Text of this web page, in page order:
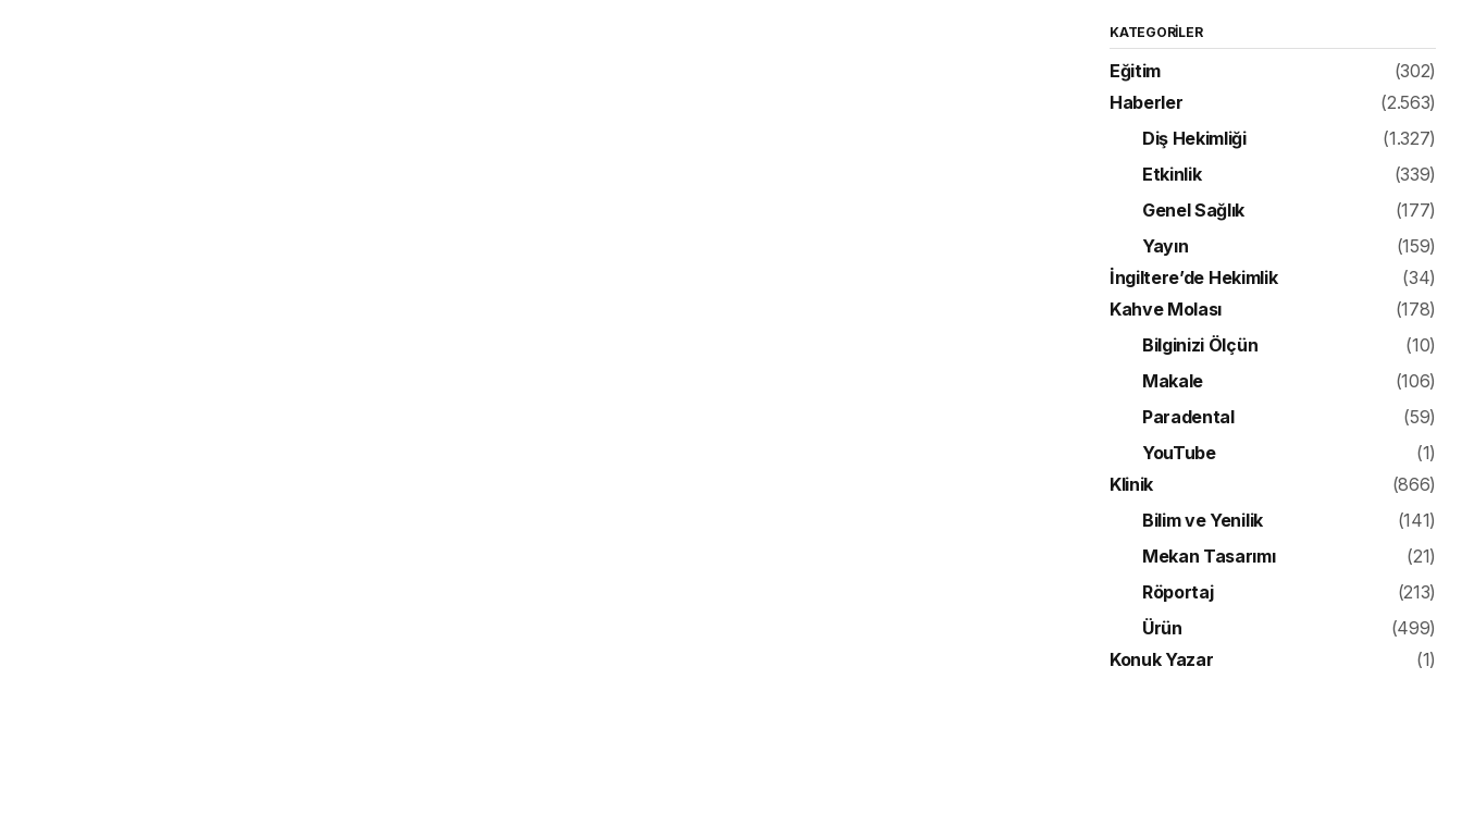
KATEGORILER
Eğitim
(302)
Haberler
(2.563)
Diş Hekimliği
(1.327)
Etkinlik
(339)
Genel Sağlık
(177)
Yayın
(159)
İngiltere’de Hekimlik
(34)
Kahve Molası
(178)
Bilginizi Ölçün
(10)
Makale
(106)
Paradental
(59)
YouTube
(1)
Klinik
(866)
Bilim ve Yenilik
(141)
Mekan Tasarımı
(21)
Röportaj
(213)
Ürün
(499)
Konuk Yazar
(1)